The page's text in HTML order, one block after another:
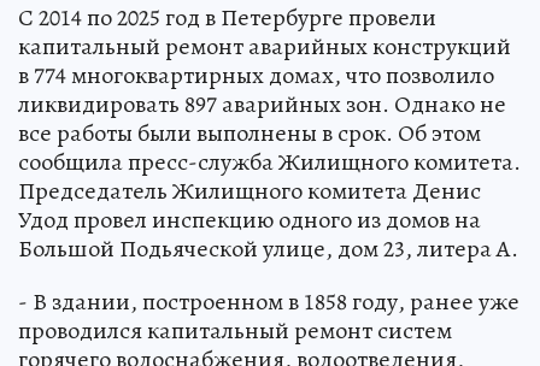
С 2014 по 2025 год в Петербурге провели
капитальный ремонт аварийных конструкций
в 774 многоквартирных домах, что позволило
ликвидировать 897 аварийных зон. Однако не
все работы были выполнены в срок. Об этом
сообщила пресс-служба Жилищного комитета.
Председатель Жилищного комитета Денис
Удод провел инспекцию одного из домов на
Большой Подьяческой улице, дом 23, литера А.
- В здании, построенном в 1858 году, ранее уже
проводился капитальный ремонт систем